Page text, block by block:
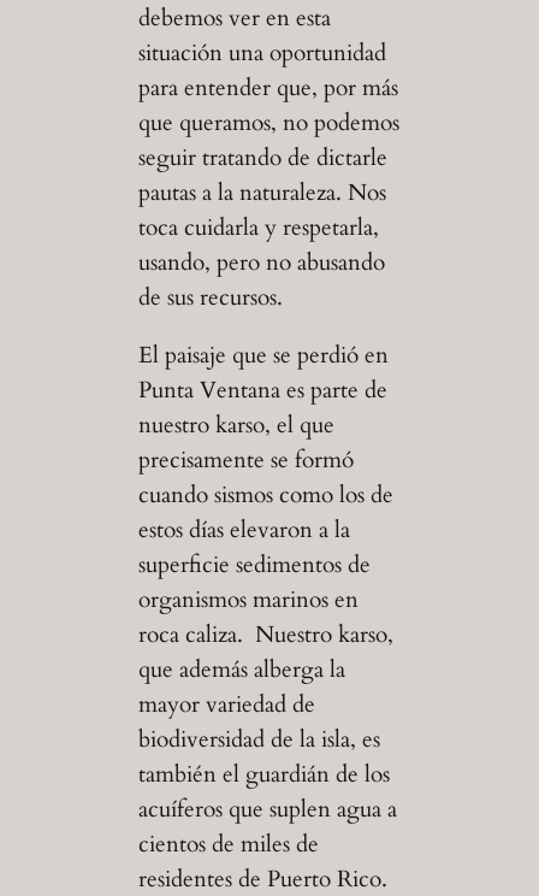
debemos ver en esta
situación una oportunidad
para entender que, por más
que queramos, no podemos
seguir tratando de dictarle
pautas a la naturaleza. Nos
toca cuidarla y respetarla,
usando, pero no abusando
de sus recursos.
El paisaje que se perdió en
Punta Ventana es parte de
nuestro karso, el que
precisamente se formó
cuando sismos como los de
estos días elevaron a la
superficie sedimentos de
organismos marinos en
roca caliza. Nuestro karso,
que además alberga la
mayor variedad de
biodiversidad de la isla, es
también el guardián de los
acuíferos que suplen agua a
cientos de miles de
residentes de Puerto Rico.